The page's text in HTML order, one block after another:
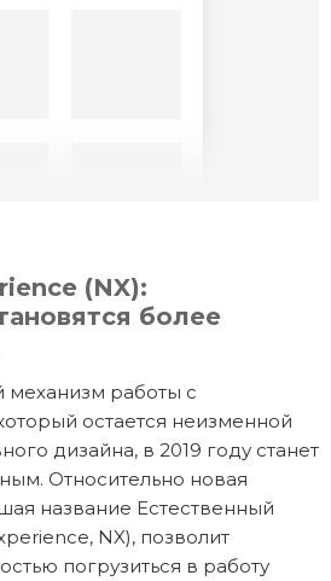
(NX):
более
работы с
остается неизменной
дизайна, в 2019 году станет
Относительно новая
название Естественный
NX), позволит
погрузиться в работу